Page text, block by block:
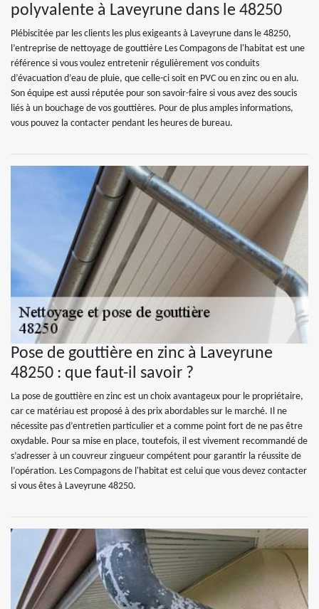
polyvalente à Laveyrune dans le 48250
Plébiscitée par les clients les plus exigeants à Laveyrune dans le 48250,
l’entreprise de nettoyage de gouttière Les Compagons de l'habitat est une
référence si vous voulez entretenir régulièrement vos conduits
d’évacuation d’eau de pluie, que celle-ci soit en PVC ou en zinc ou en alu.
Son équipe est aussi réputée pour son savoir-faire si vous avez des soucis
liés à un bouchage de vos gouttières. Pour de plus amples informations,
vous pouvez la contacter pendant les heures de bureau.
Pose de gouttière en zinc à Laveyrune
48250 : que faut-il savoir ?
La pose de gouttière en zinc est un choix avantageux pour le propriétaire,
car ce matériau est proposé à des prix abordables sur le marché. Il ne
nécessite pas d’entretien particulier et a comme point fort de ne pas être
oxydable. Pour sa mise en place, toutefois, il est vivement recommandé de
s’adresser à un couvreur zingueur compétent pour garantir la réussite de
l’opération. Les Compagons de l'habitat est celui que vous devez contacter
si vous êtes à Laveyrune 48250.